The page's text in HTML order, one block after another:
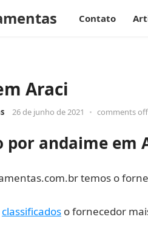
Contato
Araci
26 de junho de 2021 • comments off
por andaime em
temos o
classificados o fornecedor